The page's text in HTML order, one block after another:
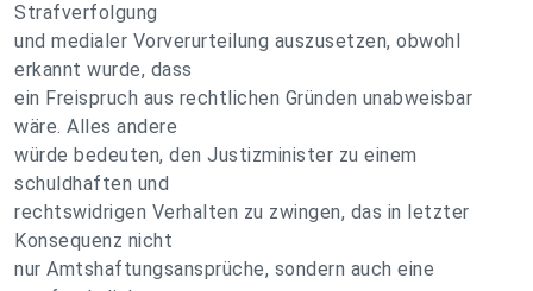
Strafverfolgung
und medialer Vorverurteilung auszusetzen, obwohl
erkannt wurde, dass
ein Freispruch aus rechtlichen Gründen unabweisbar
wäre. Alles andere
würde bedeuten, den Justizminister zu einem
schuldhaften und
rechtswidrigen Verhalten zu zwingen, das in letzter
Konsequenz nicht
nur Amtshaftungsansprüche, sondern auch eine